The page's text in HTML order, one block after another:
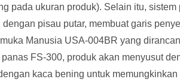
pada ukuran produk). Selain itu,
pisau putar, membuat garis
Manusia USA-004BR yang
FS-300, produk akan menyusut
kaca bening untuk